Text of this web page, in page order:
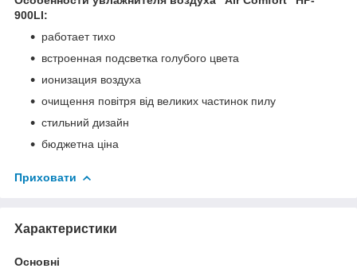
900LI:
работает тихо
встроенная подсветка голубого цвета
ионизация воздуха
очищення повітря від великих частинок пилу
стильний дизайн
бюджетна ціна
Приховати
Характеристики
Основні